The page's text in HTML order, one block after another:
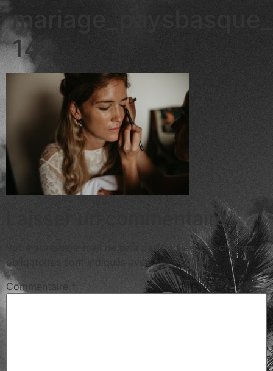
142
Laisser un commentaire
Votre adresse e-mail ne sera pas publiée. Les champs
obligatoires sont indiqués avec*
Commentaire *